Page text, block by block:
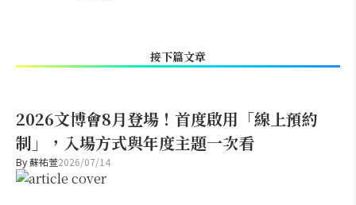
接下篇文章
2026文博會8月登場！首度啟用「線上預約
制」，入場方式與年度主題一次看
By蘇祐萱2026/07/14